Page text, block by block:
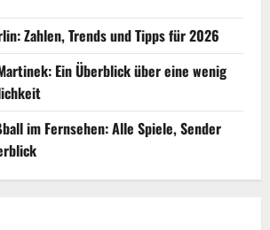
Zahlen, Trends und Tipps für 2026
Ein Überblick über eine wenig
im Fernsehen: Alle Spiele, Sender